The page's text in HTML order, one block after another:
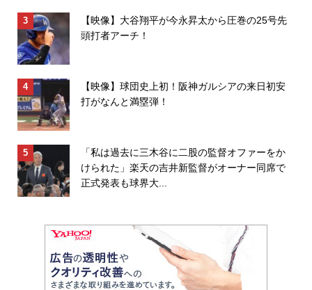
【映像】大谷翔平が今永昇太から圧巻の25号先
頭打者アーチ！
【映像】球団史上初！阪神ガルシアの来日初安
打がなんと満塁弾！
「私は過去に三木谷に二股の監督オファーをか
けられた」楽天の吉井新監督がオーナー同席で
正式発表も球界大...